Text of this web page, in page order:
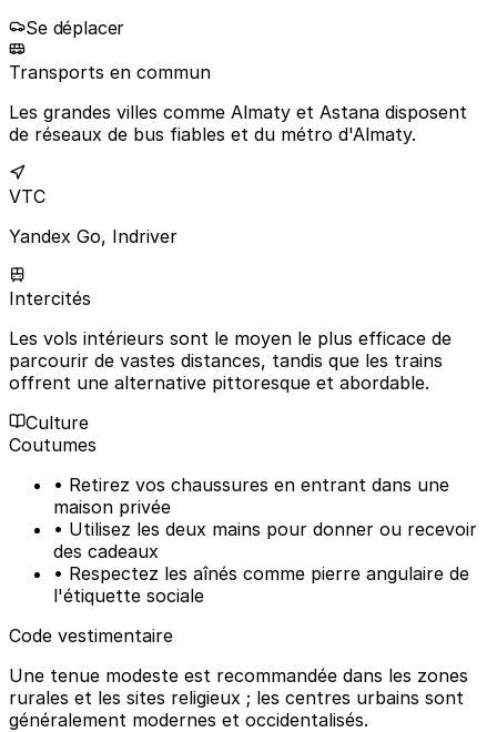
Se déplacer
Transports en commun
Les grandes villes comme Almaty et Astana disposent
de réseaux de bus fiables et du métro d'Almaty.
VTC
Yandex Go, Indriver
Intercités
Les vols intérieurs sont le moyen le plus efficace de
parcourir de vastes distances, tandis que les trains
offrent une alternative pittoresque et abordable.
Culture
Coutumes
• Retirez vos chaussures en entrant dans une
maison privée
• Utilisez les deux mains pour donner ou recevoir
des cadeaux
• Respectez les aînés comme pierre angulaire de
l'étiquette sociale
Code vestimentaire
Une tenue modeste est recommandée dans les zones
rurales et les sites religieux ; les centres urbains sont
généralement modernes et occidentalisés.